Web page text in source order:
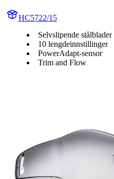
HC5722/15
Selvslipende stålblader
10 lengdeinnstillinger
PowerAdapt-sensor
Trim and Flow